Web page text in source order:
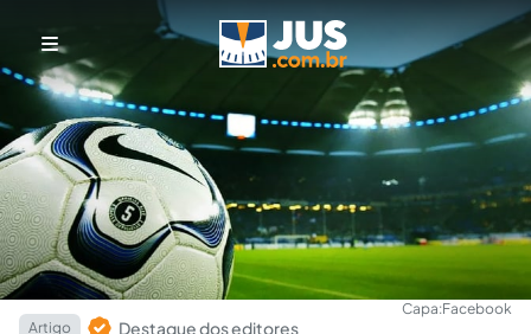
Capa:Facebook
Artigo
Destaque dos editores